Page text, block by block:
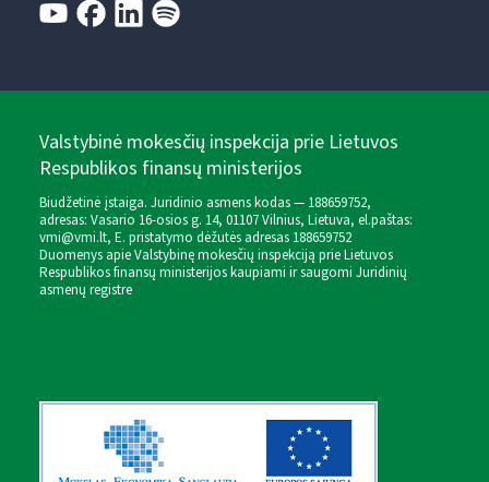
Valstybinė mokesčių inspekcija prie Lietuvos
Respublikos finansų ministerijos
Biudžetinė įstaiga. Juridinio asmens kodas — 188659752,
adresas: Vasario 16-osios g. 14, 01107 Vilnius, Lietuva, el.paštas:
vmi@vmi.lt, E. pristatymo dėžutės adresas 188659752
Duomenys apie Valstybinę mokesčių inspekciją prie Lietuvos
Respublikos finansų ministerijos kaupiami ir saugomi Juridinių
asmenų registre